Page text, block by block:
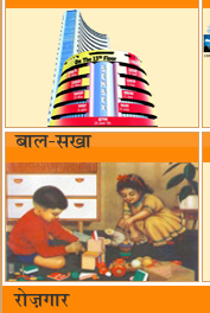
बाल-सखा
रोज़गार